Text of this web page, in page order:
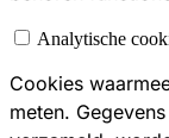
Analytische
Cookies
meten.